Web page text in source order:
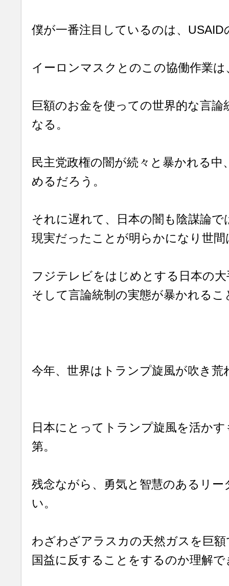
僕が一番注目しているのは、USAID
イーロンマスクとのこの協働作業
巨額のお金を使っての世界的な言論
なる。
民主党政権の闇が続々と暴かれる中
めるだろう。
それに遅れて、日本の闇も陰謀論で
現実だったことが明らかになり世間
フジテレビをはじめとする日本の
そして言論統制の実態が暴かれるこ
今年、世界はトランプ旋風が吹き荒
日本にとってトランプ旋風を活か
第。
残念ながら、勇気と智慧のあるリー
い。
わざわざアラスカの天然ガスを巨
国益に反することをするのか理解で